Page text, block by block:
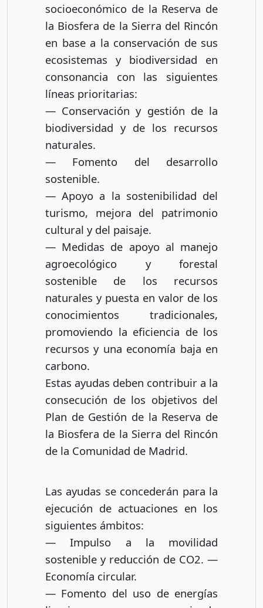
socioeconómico de la Reserva de
la Biosfera de la Sierra del Rincón
en base a la conservación de sus
ecosistemas y biodiversidad en
consonancia con las siguientes
líneas prioritarias:
— Conservación y gestión de la
biodiversidad y de los recursos
naturales.
— Fomento del desarrollo
sostenible.
— Apoyo a la sostenibilidad del
turismo, mejora del patrimonio
cultural y del paisaje.
— Medidas de apoyo al manejo
agroecológico y forestal
sostenible de los recursos
naturales y puesta en valor de los
conocimientos tradicionales,
promoviendo la eficiencia de los
recursos y una economía baja en
carbono.
Estas ayudas deben contribuir a la
consecución de los objetivos del
Plan de Gestión de la Reserva de
la Biosfera de la Sierra del Rincón
de la Comunidad de Madrid.
Las ayudas se concederán para la
ejecución de actuaciones en los
siguientes ámbitos:
— Impulso a la movilidad
sostenible y reducción de CO2. —
Economía circular.
— Fomento del uso de energías